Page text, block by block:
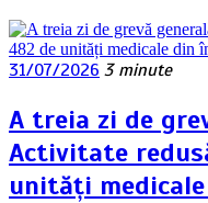
31/07/2026 3 minute
A treia zi de
Activitate
unități